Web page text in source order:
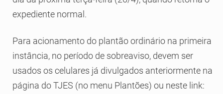
expediente normal.
Para acionamento do plantão ordinário na primeira
instância, no período de sobreaviso, devem ser
usados os celulares já divulgados anteriormente na
página do TJES (no menu Plantões) ou neste link: